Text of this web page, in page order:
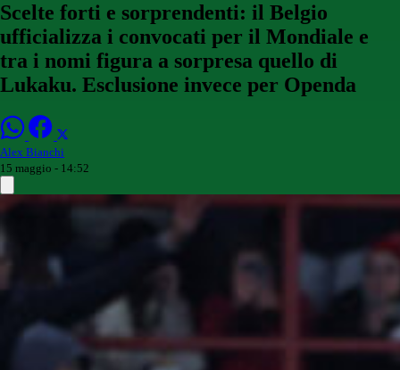
Scelte forti e sorprendenti: il Belgio
ufficializza i convocati per il Mondiale e
tra i nomi figura a sorpresa quello di
Lukaku. Esclusione invece per Openda
Alex Bianchi
15 maggio - 14:52